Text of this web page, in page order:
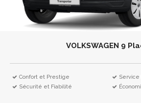
VOLKSWAGEN 9
Confort et Prestige
Service
Sécurité et Fiabilité